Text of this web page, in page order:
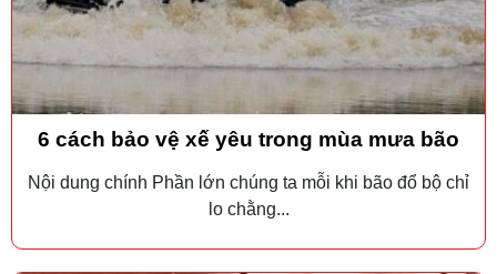
6 cách bảo vệ xế yêu trong mùa mưa bão
Nội dung chính Phần lớn chúng ta mỗi khi bão đổ bộ chỉ
lo chằng...